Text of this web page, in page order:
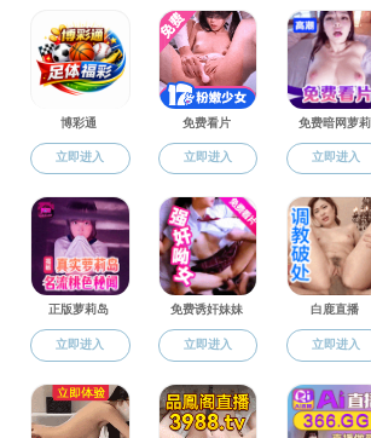
教职员工
教授（研究员）
副教授（副研究员）
讲师（助理教授）
教辅类教师
思政管理类教师
教授（
A-G
姓名
安振
程书